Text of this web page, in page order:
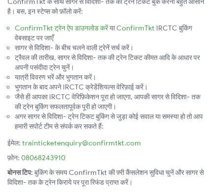
है। बस, इन स्टेप्स को फ़ॉलो करें:
ConfirmTkt ट्रेन ऐप डाउनलोड करेंयाConfirmTkt IRCTC बुकिंग
वेबसाइट पर जाएँ
सागर से विदिशा- के बीच चलने वाली ट्रेनें सर्च करें।
ट्रैवल की तारीख, सागर से विदिशा- तक की ट्रेन टिकट कीमत आदि के आधार पर
अपनी पसंदीदा ट्रेन चुनें।
यात्री विवरण भरें और भुगतान करें।
भुगतान के बाद अपने IRCTC क्रेडेंशियल्स वेरिफ़ाई करें।
जैसे ही आपका IRCTC वेरिफ़िकेशन पूरा हो जाएगा, आपकी सागर से विदिशा- तक
की ट्रेन बुकिंग सफलतापूर्वक पूरी हो जाएगी।
अगर सागर से विदिशा- ट्रेन टिकट बुकिंग से जुड़ा कोई सवाल या समस्या हो तो आप
हमारी सपोर्ट टीम से संपर्क कर सकते हैं:
ईमेल: trainticketenquiry@confirmtkt.com
फ़ोन: 08068243910
बोनस टिप: बुकिंग के समय ConfirmTkt की फ़्री कैंसलेशन सुविधा चुनें और सागर से
विदिशा- तक के ट्रेन किराये पर पूरा रिफंड प्राप्त करें।